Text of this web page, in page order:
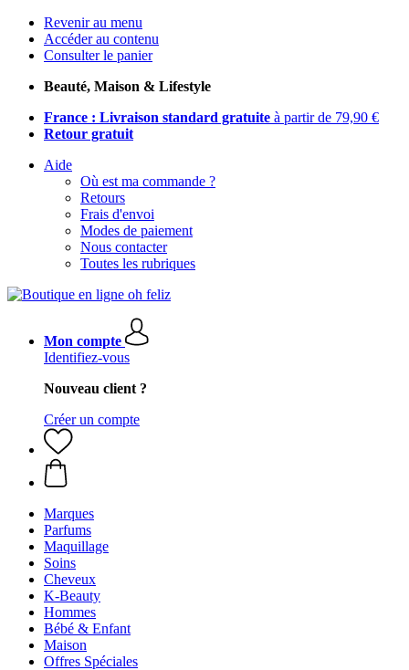
Revenir au menu
Accéder au contenu
Consulter le panier
Beauté, Maison & Lifestyle
France : Livraison standard gratuite à partir de 79,90 €
Retour gratuit
Aide
Où est ma commande ?
Retours
Frais d'envoi
Modes de paiement
Nous contacter
Toutes les rubriques
Mon compte
Identifiez-vous
Nouveau client ?
Créer un compte
Marques
Parfums
Maquillage
Soins
Cheveux
K-Beauty
Hommes
Bébé & Enfant
Maison
Offres Spéciales